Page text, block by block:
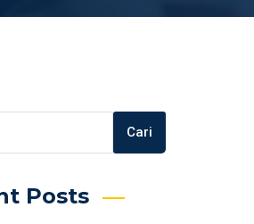
Cari
Posts